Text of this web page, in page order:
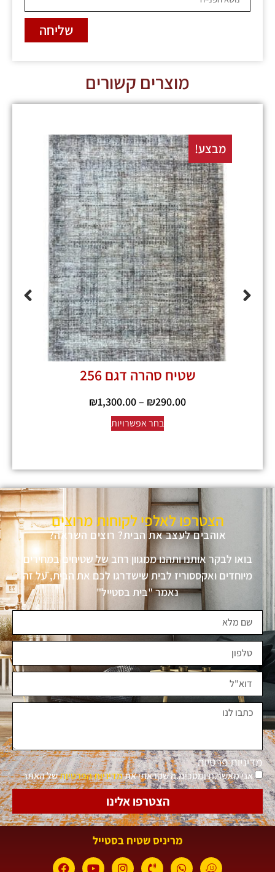
שליחה
מוצרים קשורים
מבצע!
שטיח סהרה דגם 256
₪290.00
–
₪1,300.00
בחר אפשרויות
הצטרפו לאלפי לקוחות מרוצים
אוהבים לעצב את הבית? רוצים השראה?
בואו לבקר אותנו ותהנו ממגוון רחב של שטיחים במחירים
מיוחדים ואקססוריז לבית שישדרגו לכם את הבית, על זה
נאמר "בית בסטייל"
מדיניות פרטיות
אני מאשר.ת ומסכימ.ה שקראתי אתמדיניות הפרטיותשל האתר
הצטרפו אלינו
מריניס שטיח בסטייל